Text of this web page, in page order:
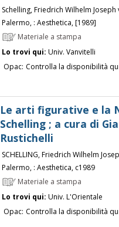
Schelling, Friedrich Wilhelm Joseph
Palermo, : Aesthetica, [1989]
Materiale a stampa
Lo trovi qui: Univ. Vanvitelli
Opac: Controlla la disponibilità
Le arti figurative e la
Schelling ; a cura di
Rustichelli
SCHELLING, Friedrich Wilhelm
Palermo, : Aesthetica, c1989
Materiale a stampa
Lo trovi qui: Univ. L'Orientale
Opac: Controlla la disponibilità